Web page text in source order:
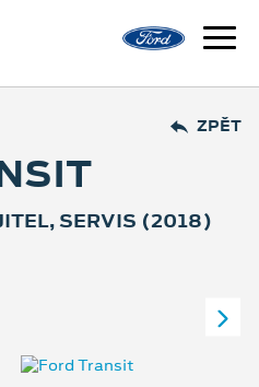
ZPĚT
SERVIS (2018)